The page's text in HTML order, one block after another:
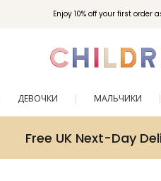
Enjoy 10% off your first
ДЕВОЧКИ МАЛЬЧИКИ
Free UK Next-Day